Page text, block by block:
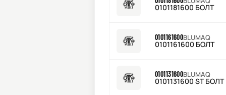
0101181600 БОЛТ
0101161600BLUMAQ
0101161600 БОЛТ
0101131600BLUMAQ
0101131600 ST БОЛТ